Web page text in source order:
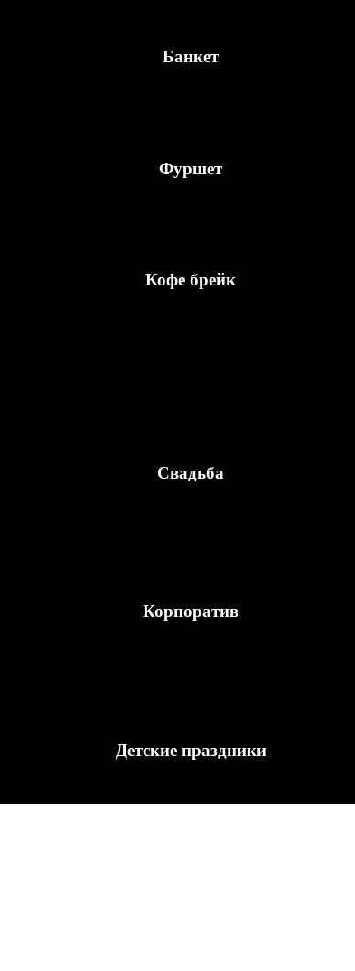
Банкет
Фуршет
Кофе брейк
Свадьба
Корпоратив
Детские праздники